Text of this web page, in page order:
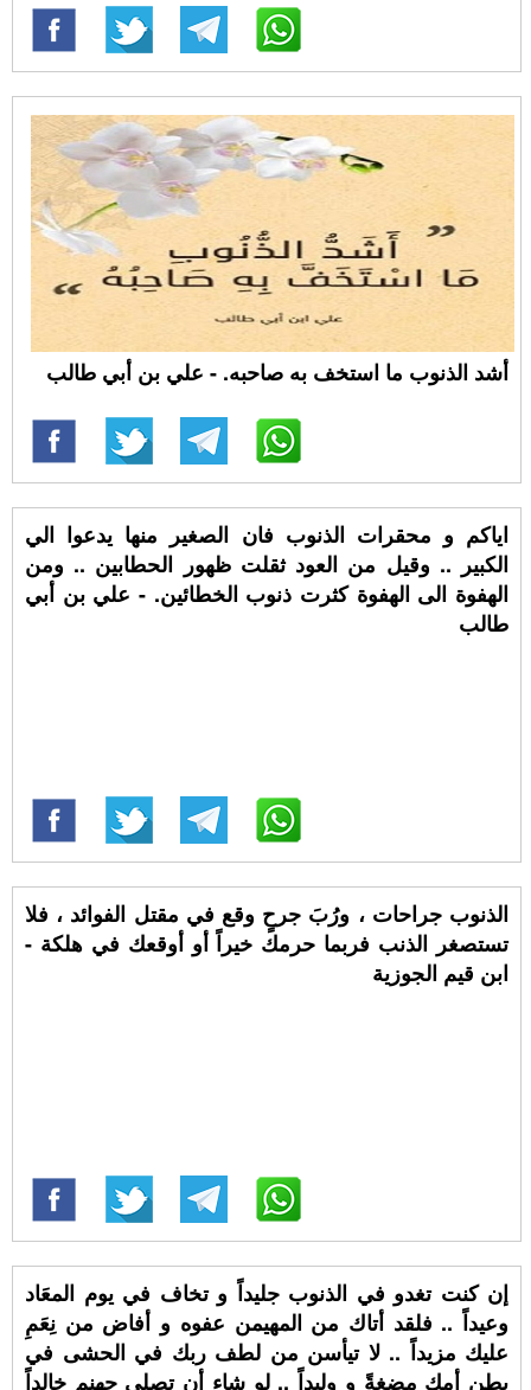
أشد الذنوب ما استخف به صاحبه. - علي بن أبي طالب
اياكم و محقرات الذنوب فان الصغير منها يدعوا الي
الكبير .. وقيل من العود ثقلت ظهور الحطابين .. ومن
الهفوة الى الهفوة كثرت ذنوب الخطائين. - علي بن أبي
طالب
الذنوب جراحات ، ورُبَ جرحٍ وقع في مقتل الفوائد ، فلا
تستصغر الذنب فربما حرمك خيراً أو أوقعك في هلكة -
ابن قيم الجوزية
إن كنت تغدو في الذنوب جليداً و تخاف في يوم المعَاد
وعيداً .. فلقد أتاك من المهيمن عفوه و أفاض من نِعَمِ
عليك مزيداً .. لا تيأسن من لطف ربك في الحشى في
بطن أمك مضغةً و وليداً .. لو شاء أن تصلى جهنم خالداً